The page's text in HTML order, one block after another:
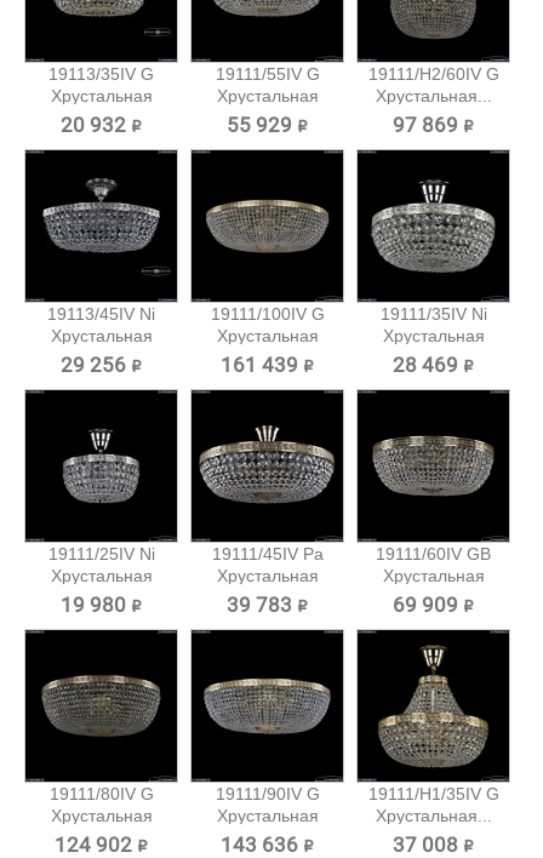
19113/35IV G
Хрустальная
потолочная...
20 932 ₽
19111/55IV G
Хрустальная
потолочная...
55 929 ₽
19111/H2/60IV G
Хрустальная...
97 869 ₽
19113/45IV Ni
Хрустальная
потолочная...
29 256 ₽
19111/100IV G
Хрустальная
потолочная...
161 439 ₽
19111/35IV Ni
Хрустальная
потолочная...
28 469 ₽
19111/25IV Ni
Хрустальная
потолочная...
19 980 ₽
19111/45IV Pa
Хрустальная
потолочная...
39 783 ₽
19111/60IV GB
Хрустальная
потолочная...
69 909 ₽
19111/80IV G
Хрустальная
потолочная...
124 902 ₽
19111/90IV G
Хрустальная
потолочная...
143 636 ₽
19111/H1/35IV G
Хрустальная...
37 008 ₽